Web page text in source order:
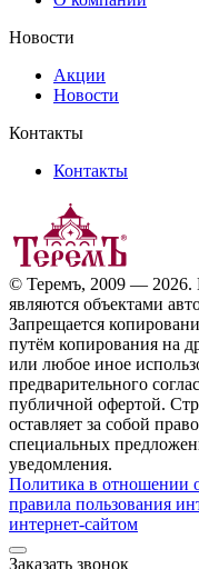
Новости
Акции
Новости
Контакты
Контакты
© Теремъ, 2009 — 2026.
являются объектами
Запрещается
путём копирования на
или любое иное
предварительного
публичной офертой.
оставляет за собой
специальных
уведомления.
Политика в отношении
правила пользования
интернет-сайтом
Заказать звонок